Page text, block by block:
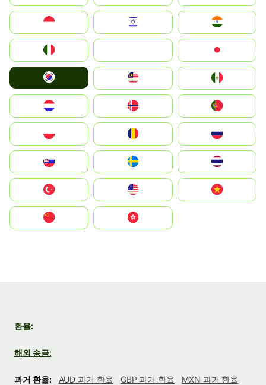
South Korea
United States
中國香港特別行政區
환율:
해외 송금:
과거 환율: AUD 과거 환율 GBP 과거 환율
MXN 과거 환율